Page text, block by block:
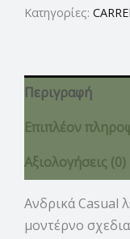
Κατηγορίες:
Περιγραφή
Επιπλέον
Αξιολογήσεις (0)
Ανδρικά Casual
μοντέρνο